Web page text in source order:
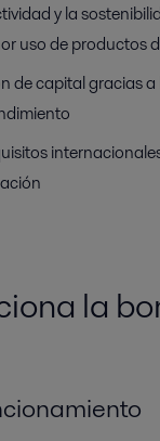
y la
uso de productos
de capital gracias
la